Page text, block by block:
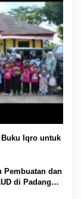
Buku Iqro untuk
Pembuatan dan
di Padang